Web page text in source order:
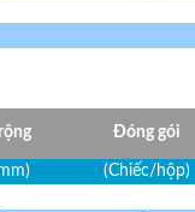
Đóng gói
(Chiếc/hộp)